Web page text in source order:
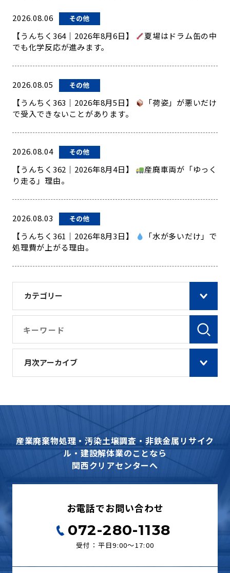
カテゴリー
月次アーカイブ
2026.08.06 その他
【うんちく364｜2026年8月6日】
夏場はドラム缶の中
でも化学反応が進みます。
2026.08.05 その他
【うんちく363｜2026年8月5日】
「荷姿」が悪いだけ
で受入できないことがあります。
2026.08.04 その他
【うんちく362｜2026年8月4日】
産廃車両が「ゆっく
り走る」理由。
2026.08.03 その他
【うんちく361｜2026年8月3日】
「水が多いだけ」で
処理費が上がる理由。
産業廃棄物処理・汚染土壌調査・非鉄金属リサイク
ル・建設解体業のことなら
関西クリアセンターへ
お電話でお問い合わせ
072-280-1138
受付：平日9:00〜17:00